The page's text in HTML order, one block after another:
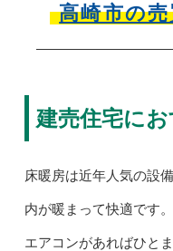
高崎市の
建売住宅に
床暖房は近年人気の設
内が暖まって快適です。
エアコンがあればひと